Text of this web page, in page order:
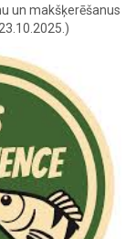
un makšķerēšanus